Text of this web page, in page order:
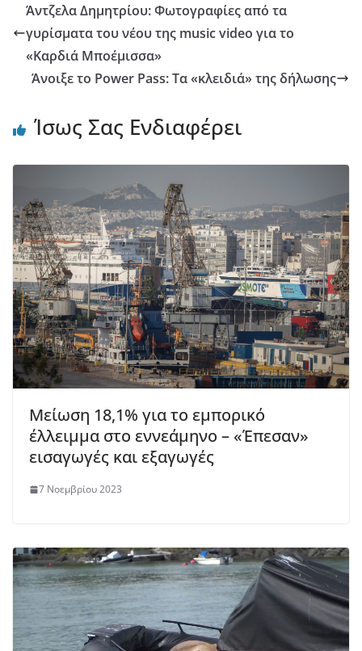
Άντζελα Δημητρίου: Φωτογραφίες από τα
γυρίσματα του νέου της music video για το
«Καρδιά Μποέμισσα»
Άνοιξε το Power Pass: Τα «κλειδιά» της δήλωσης
Ίσως Σας Ενδιαφέρει
Μείωση 18,1% για το εμπορικό
έλλειμμα στο εννεάμηνο – «Έπεσαν»
εισαγωγές και εξαγωγές
7 Νοεμβρίου 2023